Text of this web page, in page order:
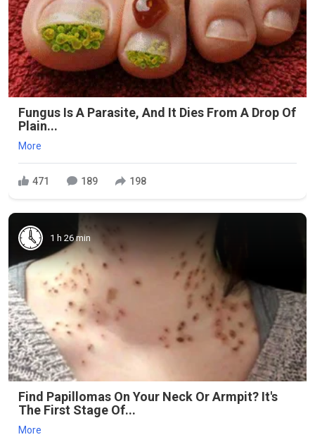
Fungus Is A Parasite, And It Dies From A Drop Of
Plain...
More
471 189 198
1 h 26 min
Find Papillomas On Your Neck Or Armpit? It's
The First Stage Of...
More